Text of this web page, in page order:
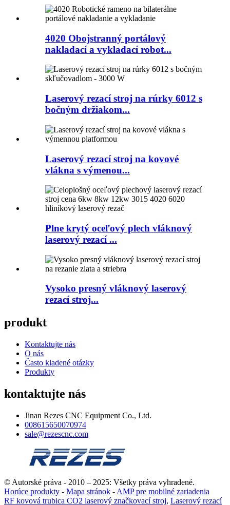
4020 Obojstranný portálový
nakladací a vykladací robot...
Laserový rezací stroj na rúrky 6012 s
bočným držiakom...
Laserový rezací stroj na kovové
vlákna s výmenou...
Plne krytý oceľový plech vláknový
laserový rezací ...
Vysoko presný vláknový laserový
rezací stroj...
produkt
Kontaktujte nás
O nás
Často kladené otázky
Produkty
kontaktujte nás
Jinan Rezes CNC Equipment Co., Ltd.
008615650070974
sale@rezescnc.com
© Autorské práva - 2010 – 2025: Všetky práva vyhradené.
Horúce produkty - Mapa stránok - AMP pre mobilné zariadenia
RF kovová trubica CO2 laserový značkovací stroj, Laserový rezací